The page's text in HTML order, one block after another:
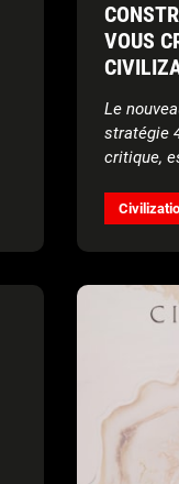
VOUS
Le
stratégie
critique,